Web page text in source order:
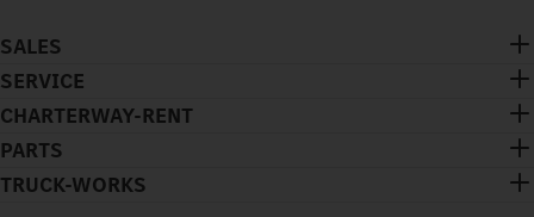
SALES
SERVICE
CHARTERWAY-RENT
PARTS
TRUCK-WORKS